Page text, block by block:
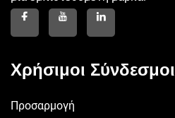
Χρήσιμοι Σύνδεσμοι
Προσαρμογή